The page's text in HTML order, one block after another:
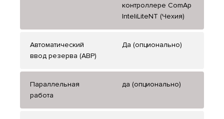
контроллере ComAp
InteliLiteNT (Чехия)
Автоматический
ввод резерва (АВР)
Да (опционально)
Параллельная
работа
да (опционально)